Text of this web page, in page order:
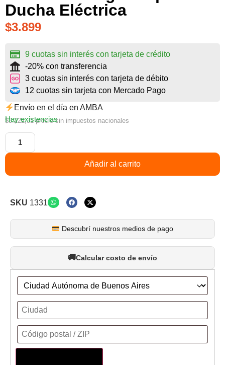
Ducha Eléctrica
$3.899
9 cuotas sin interés con tarjeta de crédito
-20% con transferencia
3 cuotas sin interés con tarjeta de débito
12 cuotas sin tarjeta con Mercado Pago
Envío en el día en AMBA
$3.222,31precio sin impuestos nacionales
Hay existencias
Añadir al carrito
SKU 1331
Descubrí nuestros medios de pago
Calcular costo de envío